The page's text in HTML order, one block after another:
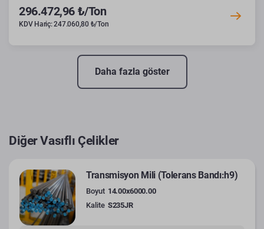
296.472,96 ₺/Ton
KDV Hariç: 247.060,80 ₺/Ton
Daha fazla göster
Diğer Vasıflı Çelikler
Transmisyon Mili (Tolerans Bandı:h9)
Boyut 14.00x6000.00
Kalite S235JR